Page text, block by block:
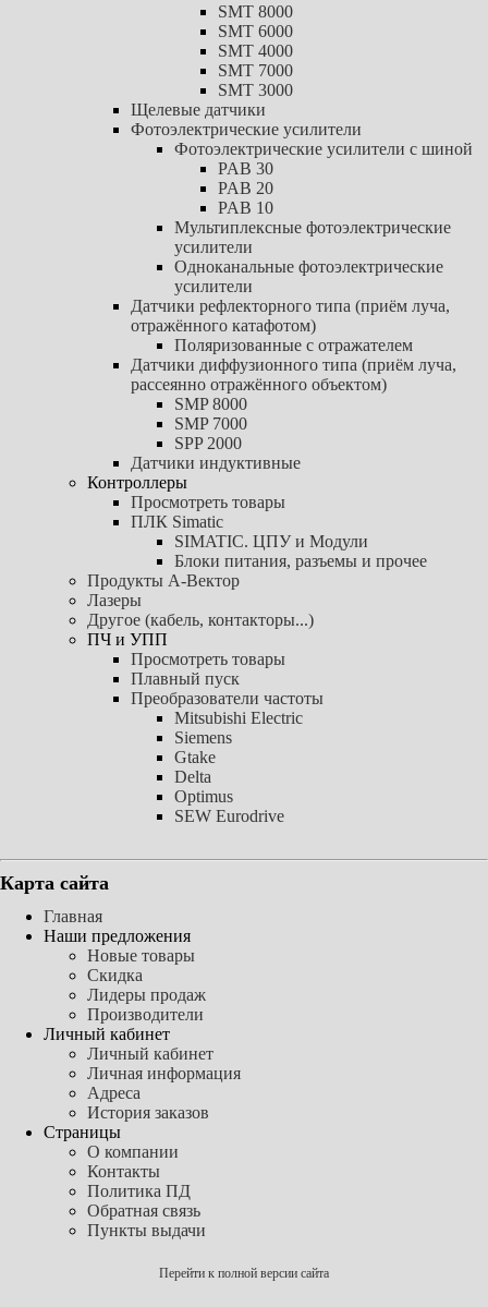
SMT 8000
SMT 6000
SMT 4000
SMT 7000
SMT 3000
Щелевые датчики
Фотоэлектрические усилители
Фотоэлектрические усилители с шиной
PAB 30
PAB 20
PAB 10
Мультиплексные фотоэлектрические
усилители
Одноканальные фотоэлектрические
усилители
Датчики рефлекторного типа (приём луча,
отражённого катафотом)
Поляризованные с отражателем
Датчики диффузионного типа (приём луча,
рассеянно отражённого объектом)
SMP 8000
SMP 7000
SPP 2000
Датчики индуктивные
Контроллеры
Просмотреть товары
ПЛК Simatic
SIMATIC. ЦПУ и Модули
Блоки питания, разъемы и прочее
Продукты А-Вектор
Лазеры
Другое (кабель, контакторы...)
ПЧ и УПП
Просмотреть товары
Плавный пуск
Преобразователи частоты
Mitsubishi Electric
Siemens
Gtake
Delta
Optimus
SEW Eurodrive
Карта сайта
Главная
Наши предложения
Новые товары
Скидка
Лидеры продаж
Производители
Личный кабинет
Личный кабинет
Личная информация
Адреса
История заказов
Страницы
О компании
Контакты
Политика ПД
Обратная связь
Пункты выдачи
Перейти к полной версии сайта